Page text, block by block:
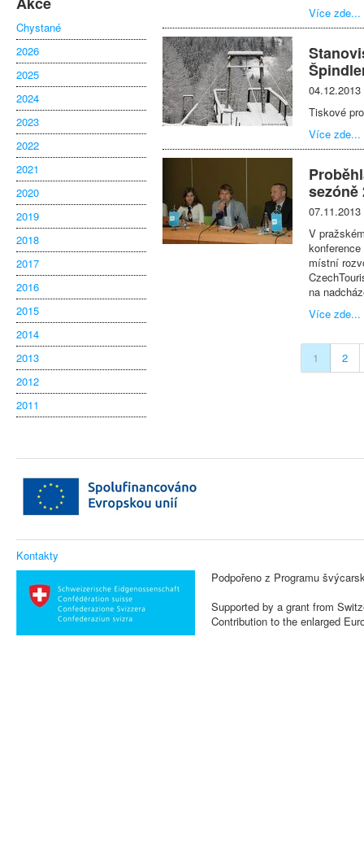
Chystané
2026
2025
2024
2023
2022
2021
2020
2019
2018
2017
2016
2015
2014
2013
2012
2011
Více zde...
04.12.2013
Tiskové
Více zde...
sezóně
07.11.2013
V
místní
na
Více zde...
1 2
Kontakty
Podpořeno z Programu
Supported by a grant from
Contribution to the enlarged